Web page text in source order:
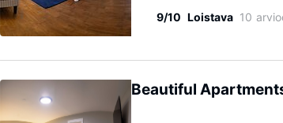
9/10 Loistava 10
Beautiful